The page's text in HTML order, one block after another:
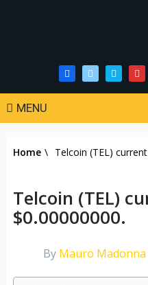
MENU
Home \ Telcoin (TEL)
Telcoin (TEL)
$0.00000000.
By Mauro Madonna